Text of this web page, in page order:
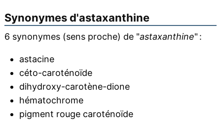
Synonymes d'astaxanthine
6 synonymes (sens proche) de "astaxanthine" :
astacine
céto-caroténoïde
dihydroxy-carotène-dione
hématochrome
pigment rouge caroténoïde